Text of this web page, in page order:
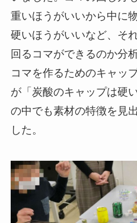
重いほうがいいから中に
硬いほうがいいなど、そ
回るコマができるのか分
コマを作るためのキャッ
が「炭酸のキャップは硬
の中でも素材の特徴を見
した。